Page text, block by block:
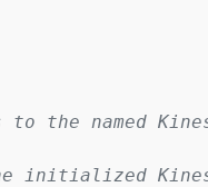
the named
initialized